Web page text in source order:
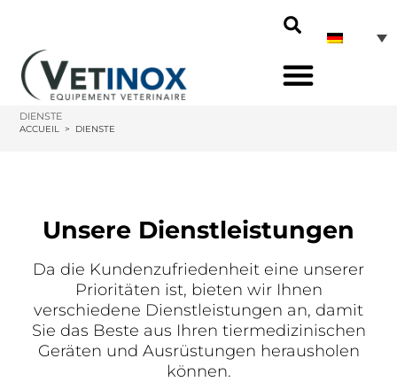
DIENSTE
ACCUEIL > DIENSTE
Unsere Dienstleistungen
Da die Kundenzufriedenheit eine unserer
Prioritäten ist, bieten wir Ihnen
verschiedene Dienstleistungen an, damit
Sie das Beste aus Ihren tiermedizinischen
Geräten und Ausrüstungen herausholen
können.